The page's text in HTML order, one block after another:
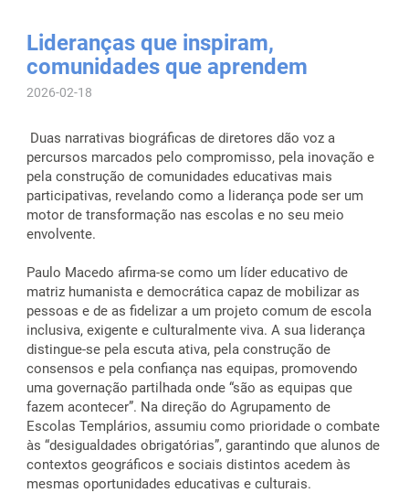
Lideranças que inspiram,
comunidades que aprendem
2026-02-18
Duas narrativas biográficas de diretores dão voz a
percursos marcados pelo compromisso, pela inovação e
pela construção de comunidades educativas mais
participativas, revelando como a liderança pode ser um
motor de transformação nas escolas e no seu meio
envolvente.
Paulo Macedo afirma-se como um líder educativo de
matriz humanista e democrática capaz de mobilizar as
pessoas e de as fidelizar a um projeto comum de escola
inclusiva, exigente e culturalmente viva. A sua liderança
distingue-se pela escuta ativa, pela construção de
consensos e pela confiança nas equipas, promovendo
uma governação partilhada onde “são as equipas que
fazem acontecer”. Na direção do Agrupamento de
Escolas Templários, assumiu como prioridade o combate
às “desigualdades obrigatórias”, garantindo que alunos de
contextos geográficos e sociais distintos acedem às
mesmas oportunidades educativas e culturais.